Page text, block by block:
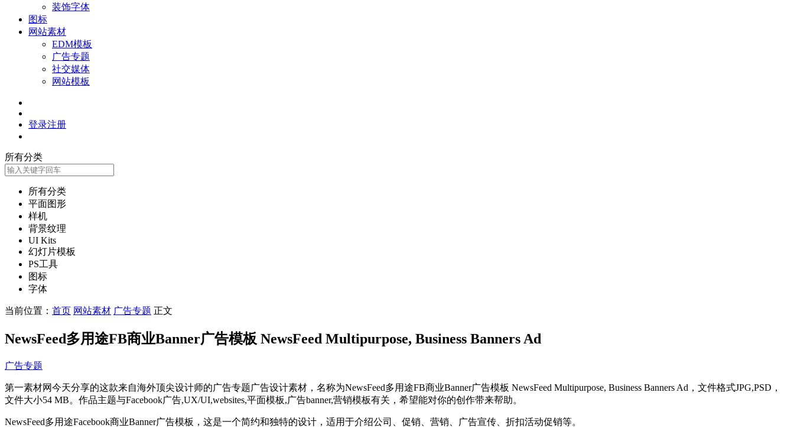
装饰字体
图标
网站素材
EDM模板
广告专题
社交媒体
网站模板
登录注册
所有分类
所有分类
平面图形
样机
背景纹理
UI Kits
幻灯片模板
PS工具
图标
字体
当前位置： 首页 网站素材 广告专题 正文
NewsFeed多用途FB商业Banner广告模板 NewsFeed Multipurpose, Business Banners Ad
广告专题
第一素材网今天分享的这款来自海外顶尖设计师的广告专题广告设计素材，名称为NewsFeed多用途FB商业Banner广告模板 NewsFeed Multipurpose, Business Banners Ad，文件格式JPG,PSD，
文件大小54 MB。作品主题与Facebook广告,UX/UI,websites,平面模板,广告banner,营销模板有关，希望能对你的创作带来帮助。
NewsFeed多用途Facebook商业Banner广告模板，这是一个简约和独特的设计，适用于介绍公司、促销、营销、广告宣传、折扣活动促销等。